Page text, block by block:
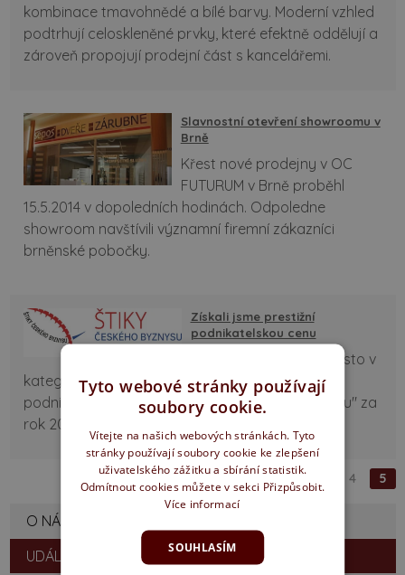
kombinace tmavohnědé a bílé barvy. Moderní vzhled
podtrhují celoskleněné prvky, které efektně oddělují a
zároveň propojují prodejní část s kancelářemi.
Slavnostní otevření showroomu v
Brně
Křest nové prodejny v OC
FUTURUM v Brně proběhl
15.5.2014 v dopoledních hodinách. Odpoledne
showroom navštívili významní firemní zákazníci
brněnské pobočky.
Získali jsme prestižní
podnikatelskou cenu
SEPOS obsadil první místo v
kategorii krajských výsledků prestižního
podnikatelského žebříčku "Štiky českého byznysu" za
rok 2013.
« ‹ 1 2 4 5
O NÁS
UDÁLOSTI / AKTUALITY
Tyto webové stránky používají
soubory cookie.
Vítejte na našich webových stránkách. Tyto
stránky používají soubory cookie ke zlepšení
uživatelského zážitku a sbírání statistik.
Odmítnout cookies můžete v sekci Přizpůsobit.
Více informací
SOUHLASÍM